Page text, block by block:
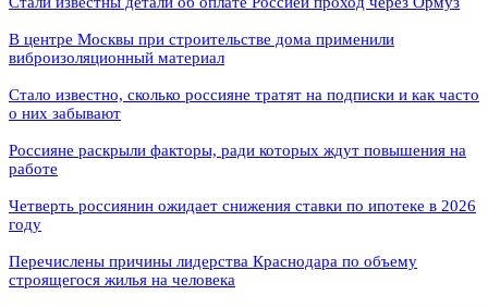
В центре Москвы при строительстве дома применили
виброизоляционный материал
Стало известно, сколько россияне тратят на подписки и как часто
о них забывают
Россияне раскрыли факторы, ради которых ждут повышения на
работе
Четверть россиянин ожидает снижения ставки по ипотеке в 2026
году
Перечислены причины лидерства Краснодара по объему
строящегося жилья на человека